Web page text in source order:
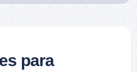
para